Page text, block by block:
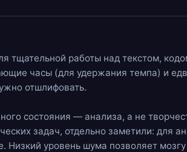
тщательной работы над текстом,
часы (для удержания темпа) и
отшлифовать.
состояния — анализа, а не
задач, отдельно заметили: для
уровень шума позволяет